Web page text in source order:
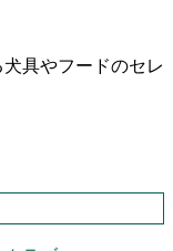
具やフードのセレ